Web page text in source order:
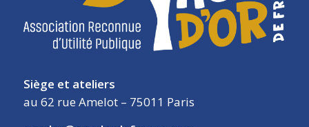
Siège et ateliers
au 62 rue Amelot – 75011 Paris